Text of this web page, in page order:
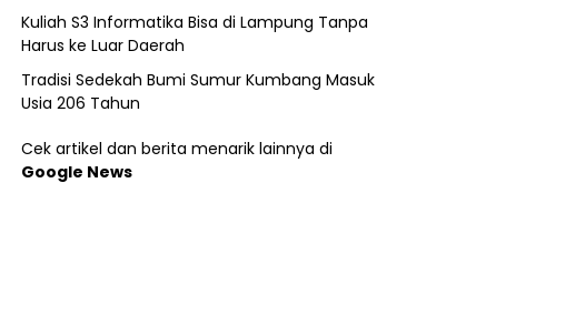
Kuliah S3 Informatika Bisa di Lampung Tanpa
Harus ke Luar Daerah
Tradisi Sedekah Bumi Sumur Kumbang Masuk
Usia 206 Tahun
Cek artikel dan berita menarik lainnya di
Google News